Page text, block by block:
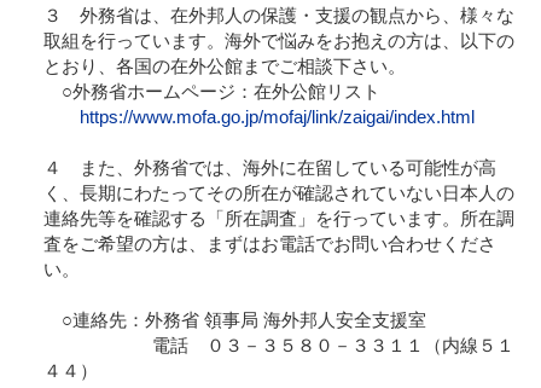
３ 外務省は、在外邦人の保護・支援の観点から、様々な
取組を行っています。海外で悩みをお抱えの方は、以下の
とおり、各国の在外公館までご相談下さい。
○外務省ホームページ：在外公館リスト
https://www.mofa.go.jp/mofaj/link/zaigai/index.html
４ また、外務省では、海外に在留している可能性が高
く、長期にわたってその所在が確認されていない日本人の
連絡先等を確認する「所在調査」を行っています。所在調
査をご希望の方は、まずはお電話でお問い合わせくださ
い。
○連絡先：外務省 領事局 海外邦人安全支援室
電話 ０３－３５８０－３３１１（内線５１
４４）